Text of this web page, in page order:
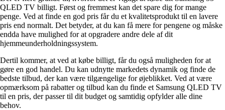
QLED TV billigt. Først og fremmest kan det spare dig for mange
penge. Ved at finde en god pris får du et kvalitetsprodukt til en lavere
pris end normalt. Det betyder, at du kan få mere for pengene og måske
endda have mulighed for at opgradere andre dele af dit
hjemmeunderholdningssystem.
Dertil kommer, at ved at købe billigt, får du også muligheden for at
gøre en god handel. Du kan udnytte markedets dynamik og finde de
bedste tilbud, der kan være tilgængelige for øjeblikket. Ved at være
opmærksom på rabatter og tilbud kan du finde et Samsung QLED TV
til en pris, der passer til dit budget og samtidig opfylder alle dine
behov.